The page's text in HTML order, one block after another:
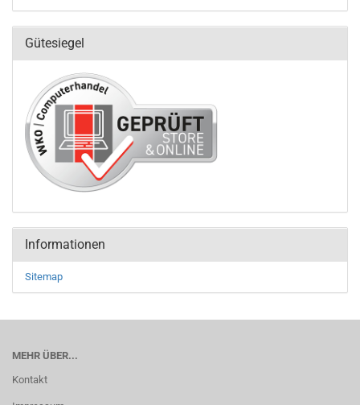
Gütesiegel
Informationen
Sitemap
MEHR ÜBER...
Kontakt